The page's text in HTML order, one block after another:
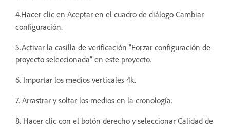
4.Hacer clic en Aceptar en el cuadro de diálogo Cambiar
configuración.
5.Activar la casilla de verificación "Forzar configuración de
proyecto seleccionada" en este proyecto.
6. Importar los medios verticales 4k.
7. Arrastrar y soltar los medios en la cronología.
8. Hacer clic con el botón derecho y seleccionar Calidad de